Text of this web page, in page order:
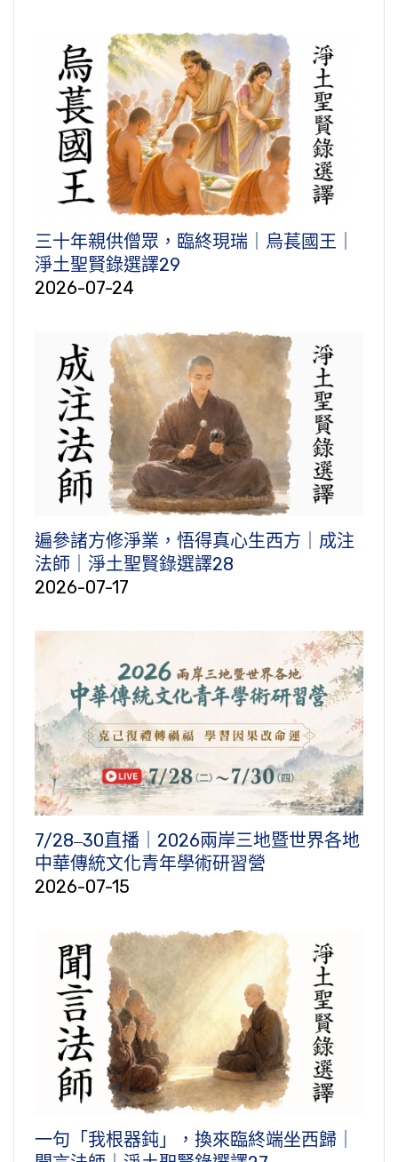
三十年親供僧眾，臨終現瑞｜烏萇國王｜
淨土聖賢錄選譯29
2026-07-24
遍參諸方修淨業，悟得真心生西方｜成注
法師｜淨土聖賢錄選譯28
2026-07-17
7/28‒30直播｜2026兩岸三地暨世界各地
中華傳統文化青年學術研習營
2026-07-15
一句「我根器鈍」，換來臨終端坐西歸｜